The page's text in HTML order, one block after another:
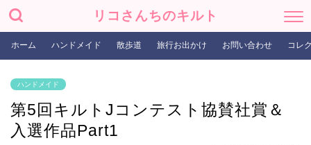
リコさんちのキルト
ホーム ハンドメイド 散歩道 旅行お出かけ お問い合わせ コレ
ハンドメイド
第5回キルトJコンテスト協賛社賞＆
入選作品Part1